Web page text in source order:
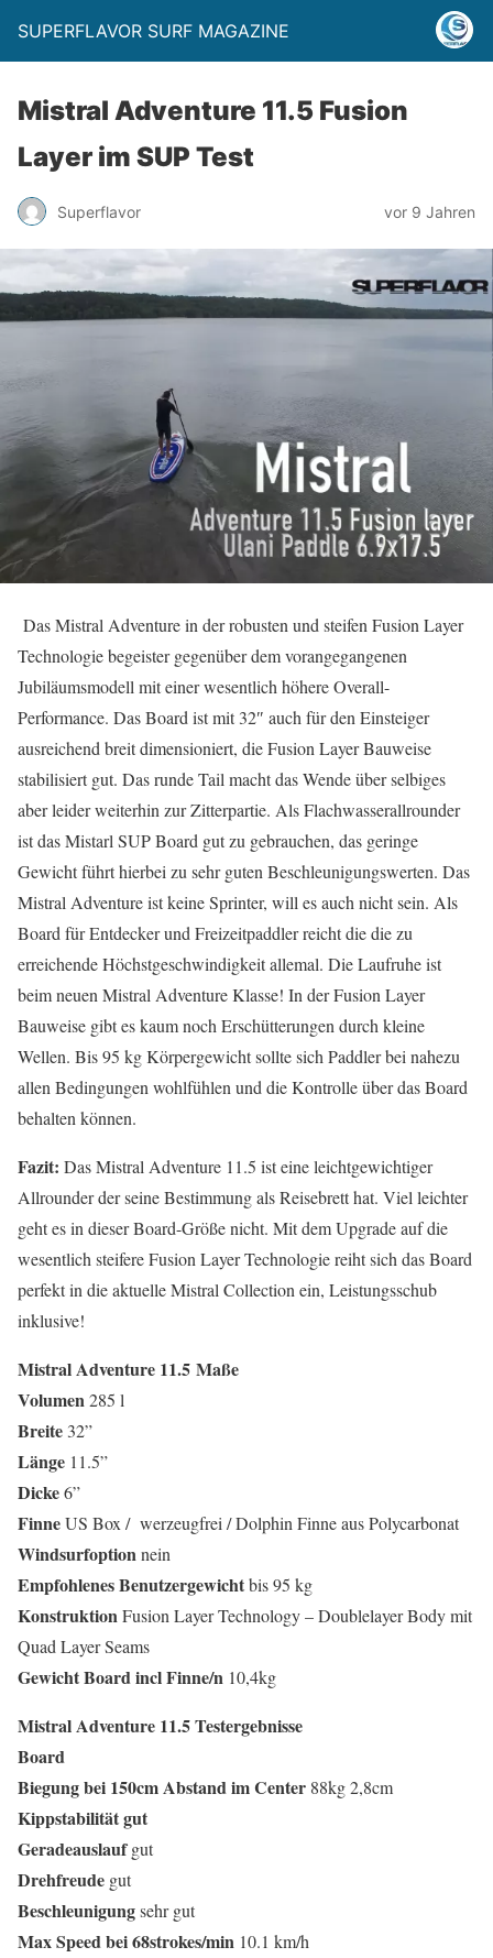
SUPERFLAVOR SURF MAGAZINE
Mistral Adventure 11.5 Fusion
Layer im SUP Test
Superflavor vor 9 Jahren
Das Mistral Adventure in der robusten und steifen Fusion Layer
Technologie begeister gegenüber dem vorangegangenen
Jubiläumsmodell mit einer wesentlich höhere Overall-
Performance. Das Board ist mit 32″ auch für den Einsteiger
ausreichend breit dimensioniert, die Fusion Layer Bauweise
stabilisiert gut. Das runde Tail macht das Wende über selbiges
aber leider weiterhin zur Zitterpartie. Als Flachwasserallrounder
ist das Mistarl SUP Board gut zu gebrauchen, das geringe
Gewicht führt hierbei zu sehr guten Beschleunigungswerten. Das
Mistral Adventure ist keine Sprinter, will es auch nicht sein. Als
Board für Entdecker und Freizeitpaddler reicht die die zu
erreichende Höchstgeschwindigkeit allemal. Die Laufruhe ist
beim neuen Mistral Adventure Klasse! In der Fusion Layer
Bauweise gibt es kaum noch Erschütterungen durch kleine
Wellen. Bis 95 kg Körpergewicht sollte sich Paddler bei nahezu
allen Bedingungen wohlfühlen und die Kontrolle über das Board
behalten können.
Fazit: Das Mistral Adventure 11.5 ist eine leichtgewichtiger
Allrounder der seine Bestimmung als Reisebrett hat. Viel leichter
geht es in dieser Board-Größe nicht. Mit dem Upgrade auf die
wesentlich steifere Fusion Layer Technologie reiht sich das Board
perfekt in die aktuelle Mistral Collection ein, Leistungsschub
inklusive!
Mistral Adventure 11.5 Maße
Volumen285 l
Breite 32”
Länge 11.5”
Dicke6”
FinneUS Box / werzeugfrei / Dolphin Finne aus Polycarbonat
Windsurfoptionnein
EmpfohlenesBenutzergewichtbis 95 kg
KonstruktionFusion Layer Technology – Doublelayer Body mit
Quad Layer Seams
GewichtBoardinclFinne/n 10,4kg
Mistral Adventure 11.5 Testergebnisse
Board
Biegungbei 150cmAbstandimCenter 88kg 2,8cm
Kippstabilitätgut
Geradeauslaufgut
Drehfreude gut
Beschleunigungsehr gut
MaxSpeedbei68strokes/min 10.1 km/h